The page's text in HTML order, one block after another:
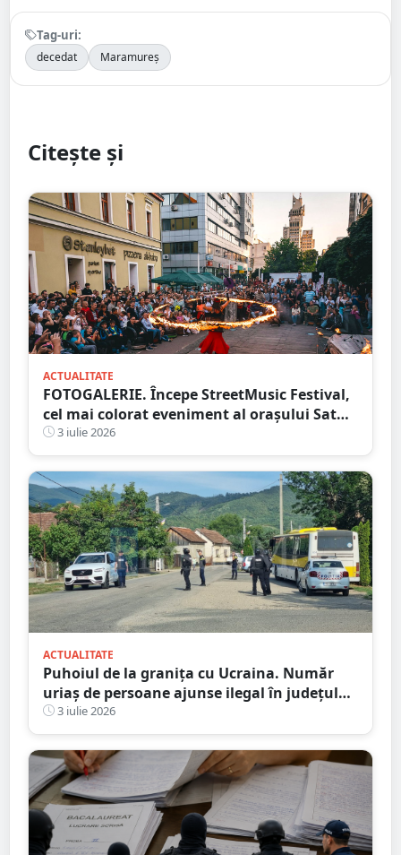
Tag-uri:
decedat Maramureș
Citește și
ACTUALITATE
FOTOGALERIE. Începe StreetMusic Festival,
cel mai colorat eveniment al orașului Satu
Mare
3 iulie 2026
ACTUALITATE
Puhoiul de la granița cu Ucraina. Număr
uriaș de persoane ajunse ilegal în județul
Satu Mare
3 iulie 2026